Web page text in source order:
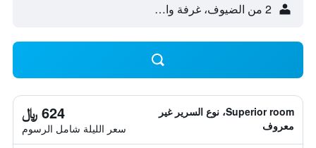
2 من الضيوف، غرفة واحدة
Superior room، نوع السرير غير
معروف
624 ﷼
سعر الليلة شامل الرسوم